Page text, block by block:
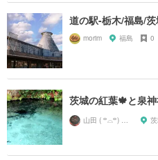
道の駅-栃木/福島/
morim 福島 0
茨城の紅葉🍁と泉
山田 ( ꒪⌓꒪) ストレンジ